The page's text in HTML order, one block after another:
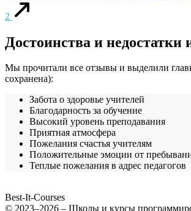
2
Достоинства и недостатки
Мы прочитали все отзывы и выделили
сохранена):
Забота о здоровье учителей
Благодарность за обучение
Высокий уровень преподавания
Приятная атмосфера
Пожелания счастья учителям
Положительные эмоции от
Теплые пожелания в адрес педагогов
Best-It-Courses
© 2023–2026 – Школы и курсы